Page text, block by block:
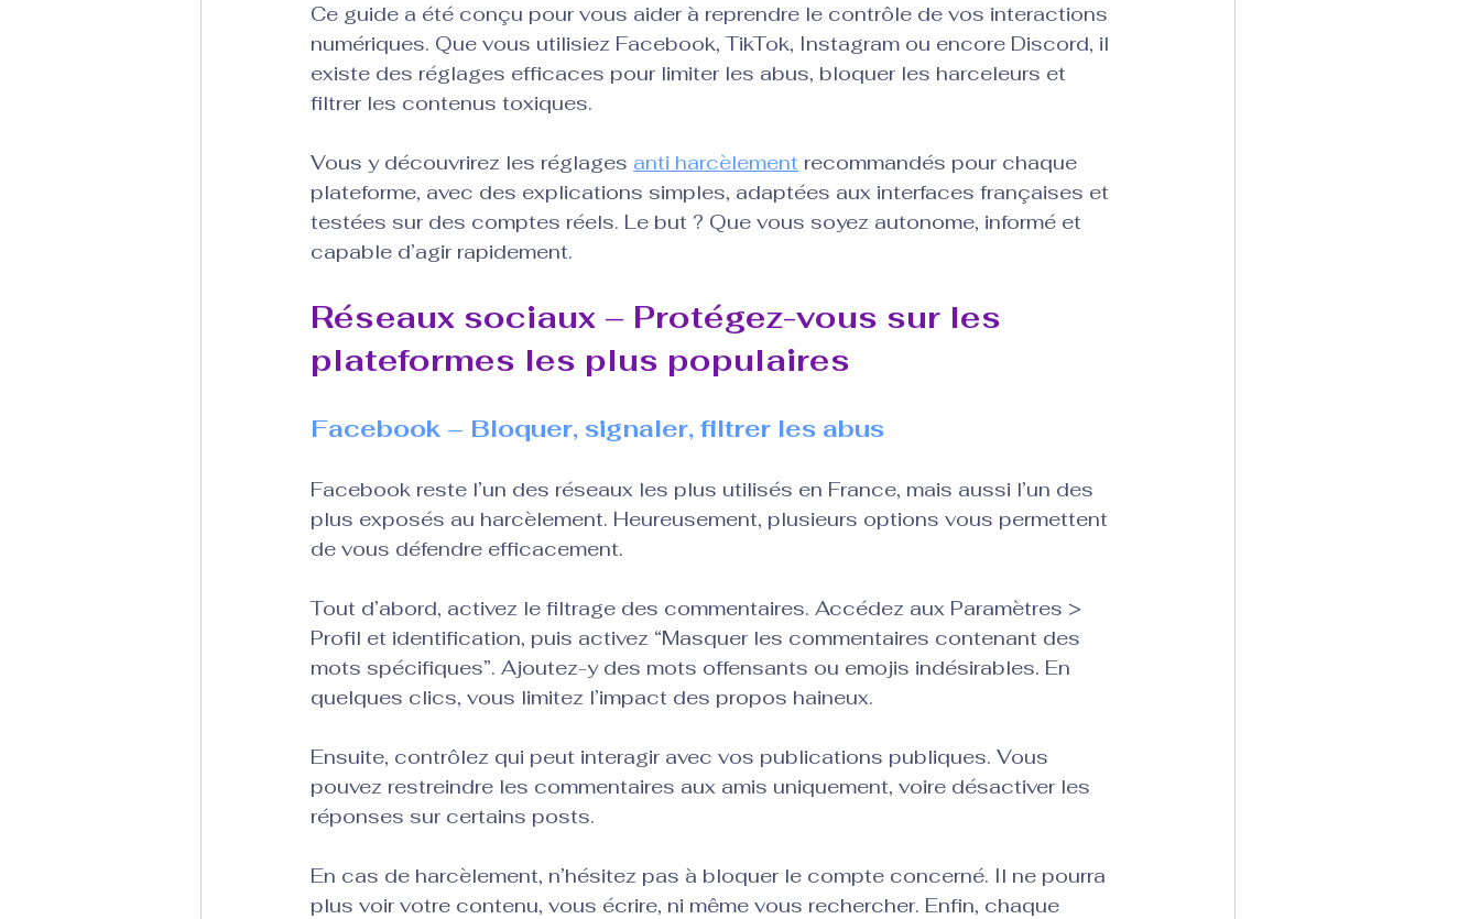
Ce guide a été conçu pour vous aider à reprendre le contrôle de vos interactions
numériques. Que vous utilisiez Facebook, TikTok, Instagram ou encore Discord, il
existe des réglages efficaces pour limiter les abus, bloquer les harceleurs et
filtrer les contenus toxiques.
Vous y découvrirez les réglages anti harcèlement recommandés pour chaque
plateforme, avec des explications simples, adaptées aux interfaces françaises et
testées sur des comptes réels. Le but ? Que vous soyez autonome, informé et
capable d’agir rapidement.
Réseaux sociaux – Protégez-vous sur les
plateformes les plus populaires
Facebook – Bloquer, signaler, filtrer les abus
Facebook reste l’un des réseaux les plus utilisés en France, mais aussi l’un des
plus exposés au harcèlement. Heureusement, plusieurs options vous permettent
de vous défendre efficacement.
Tout d’abord, activez le filtrage des commentaires. Accédez aux Paramètres >
Profil et identification, puis activez “Masquer les commentaires contenant des
mots spécifiques”. Ajoutez-y des mots offensants ou emojis indésirables. En
quelques clics, vous limitez l’impact des propos haineux.
Ensuite, contrôlez qui peut interagir avec vos publications publiques. Vous
pouvez restreindre les commentaires aux amis uniquement, voire désactiver les
réponses sur certains posts.
En cas de harcèlement, n’hésitez pas à bloquer le compte concerné. Il ne pourra
plus voir votre contenu, vous écrire, ni même vous rechercher. Enfin, chaque